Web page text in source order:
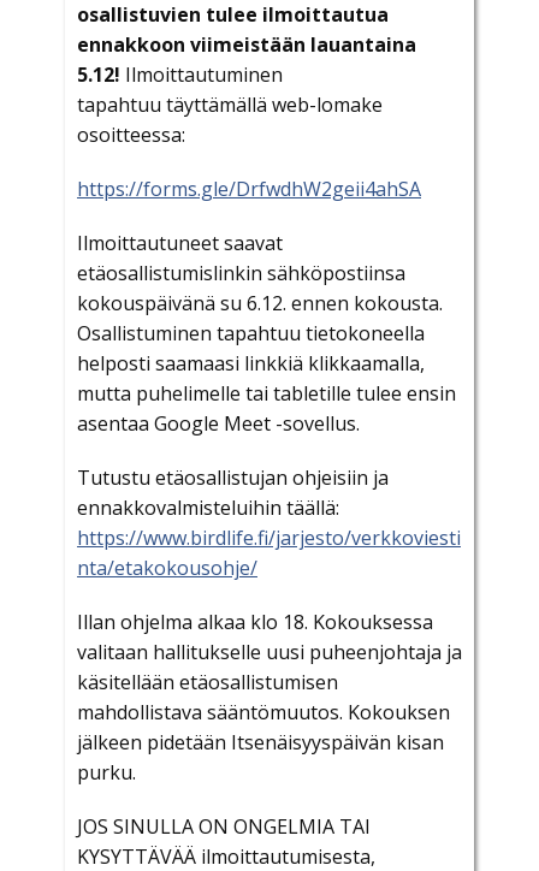
osallistuvien tulee ilmoittautua
ennakkoon viimeistään lauantaina
5.12! Ilmoittautuminen
tapahtuu täyttämällä web-lomake
osoitteessa:
https://forms.gle/DrfwdhW2geii4ahSA
Ilmoittautuneet saavat
etäosallistumislinkin sähköpostiinsa
kokouspäivänä su 6.12. ennen kokousta.
Osallistuminen tapahtuu tietokoneella
helposti saamaasi linkkiä klikkaamalla,
mutta puhelimelle tai tabletille tulee ensin
asentaa Google Meet -sovellus.
Tutustu etäosallistujan ohjeisiin ja
ennakkovalmisteluihin täällä:
https://www.birdlife.fi/jarjesto/verkkoviesti
nta/etakokousohje/
Illan ohjelma alkaa klo 18. Kokouksessa
valitaan hallitukselle uusi puheenjohtaja ja
käsitellään etäosallistumisen
mahdollistava sääntömuutos. Kokouksen
jälkeen pidetään Itsenäisyyspäivän kisan
purku.
JOS SINULLA ON ONGELMIA TAI
KYSYTTÄVÄÄ ilmoittautumisesta,